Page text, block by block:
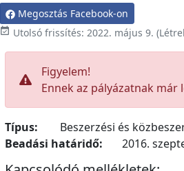
Megosztás Facebook-on
 Utolsó frissítés: 2022. május 9.
Figyelem!
Ennek az pályázatnak
Típus:
Beszerzési és
Beadási határidő:
2016.